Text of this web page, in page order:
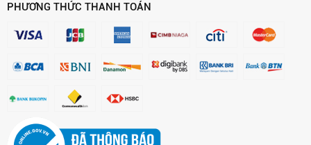
PHƯƠNG THỨC THANH TOÁN